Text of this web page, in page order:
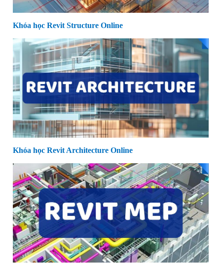
Khóa học Revit Structure Online
Khóa học Revit Architecture Online